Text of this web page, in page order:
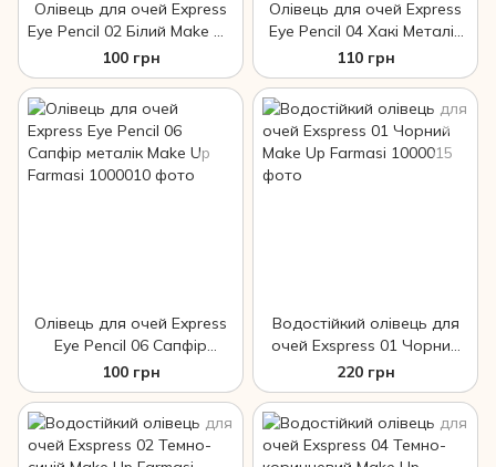
Олівець для очей Express
Eye Pencil 02 Білий Make Up
Farmasi
100 грн
Олівець для очей Express
Eye Pencil 04 Хакі Металік
Make Up Farmasi
110 грн
Олівець для очей Express
Eye Pencil 06 Сапфір
металік Make Up Farmasi
100 грн
Водостійкий олівець для
очей Exspress 01 Чорний
Make Up Farmasi
220 грн